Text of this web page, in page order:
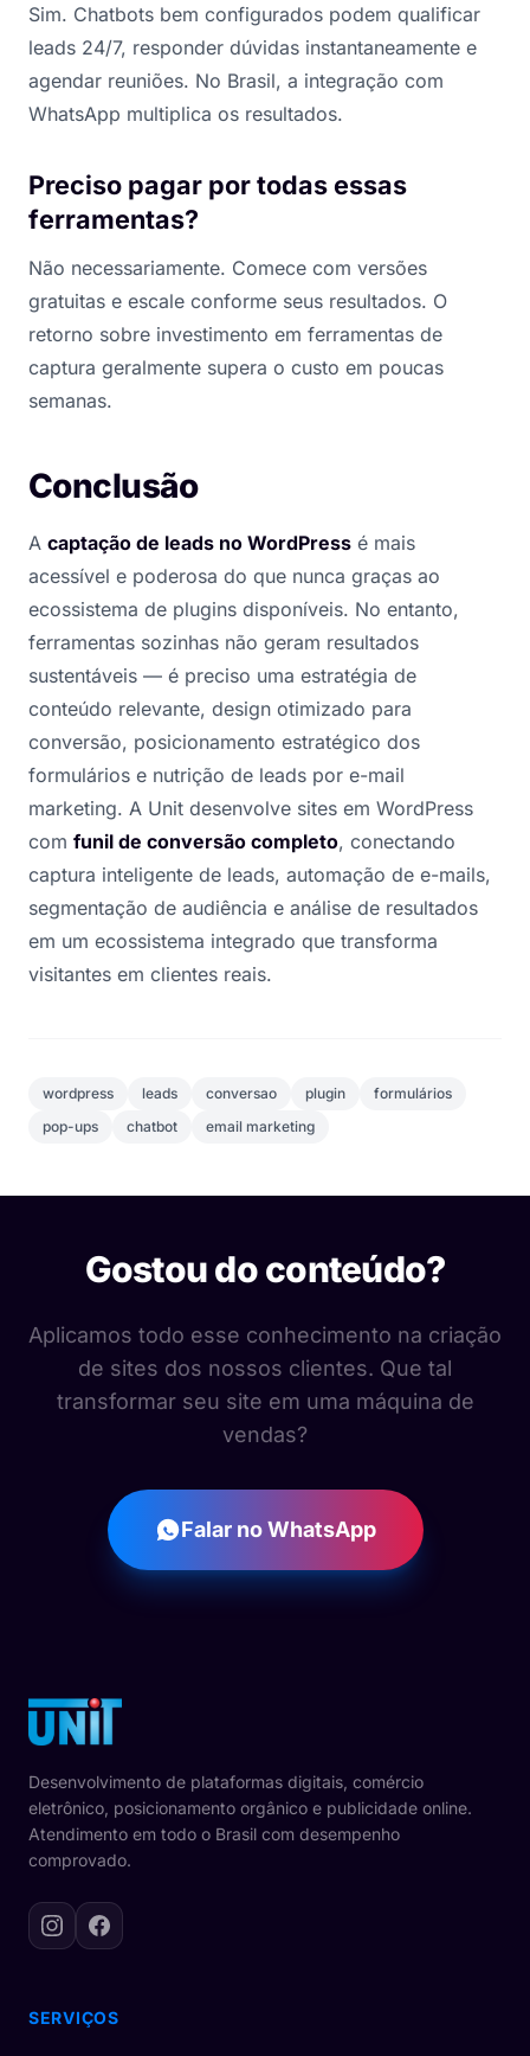
Sim. Chatbots bem configurados podem qualificar
leads 24/7, responder dúvidas instantaneamente e
agendar reuniões. No Brasil, a integração com
WhatsApp multiplica os resultados.
Preciso pagar por todas essas
ferramentas?
Não necessariamente. Comece com versões
gratuitas e escale conforme seus resultados. O
retorno sobre investimento em ferramentas de
captura geralmente supera o custo em poucas
semanas.
Conclusão
A captação de leads no WordPress é mais
acessível e poderosa do que nunca graças ao
ecossistema de plugins disponíveis. No entanto,
ferramentas sozinhas não geram resultados
sustentáveis — é preciso uma estratégia de
conteúdo relevante, design otimizado para
conversão, posicionamento estratégico dos
formulários e nutrição de leads por e-mail
marketing. A Unit desenvolve sites em WordPress
com funil de conversão completo, conectando
captura inteligente de leads, automação de e-mails,
segmentação de audiência e análise de resultados
em um ecossistema integrado que transforma
visitantes em clientes reais.
wordpress leads conversao plugin
formulários
pop-ups
chatbot email marketing
Gostou do conteúdo?
Aplicamos todo esse conhecimento na criação
de sites dos nossos clientes. Que tal
transformar seu site em uma máquina de
vendas?
Falar no WhatsApp
Desenvolvimento de plataformas digitais, comércio
eletrônico, posicionamento orgânico e publicidade online.
Atendimento em todo o Brasil com desempenho
comprovado.
InstagramFacebook
SERVIÇOS